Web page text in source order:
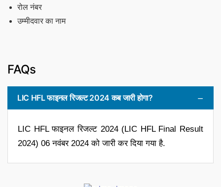
रोल नंबर
उम्मीदवार का नाम
FAQs
LIC HFL फाइनल रिजल्ट 2024 कब जारी होगा?
LIC HFL फाइनल रिजल्ट 2024 (LIC HFL Final Result
2024) 06 नवंबर 2024 को जारी कर दिया गया है.